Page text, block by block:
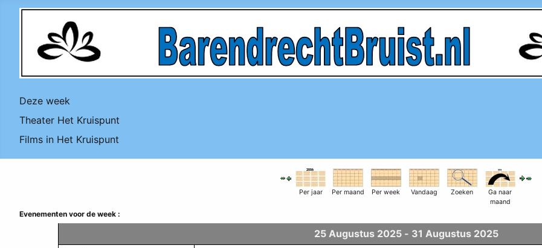
Deze week
Theater Het Kruispunt
Films in Het Kruispunt
Per jaar Per maand Per week Vandaag Zoeken
Ga naar
maand
Evenementen voor de week :
25 Augustus 2025 - 31 Augustus 2025